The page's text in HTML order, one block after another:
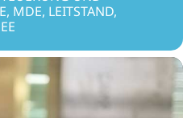
MDE, LEITSTAND,